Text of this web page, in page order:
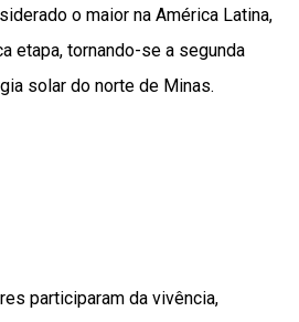
o maior na América Latina,
etapa, tornando-se a segunda
solar do norte de Minas.
participaram da vivência,